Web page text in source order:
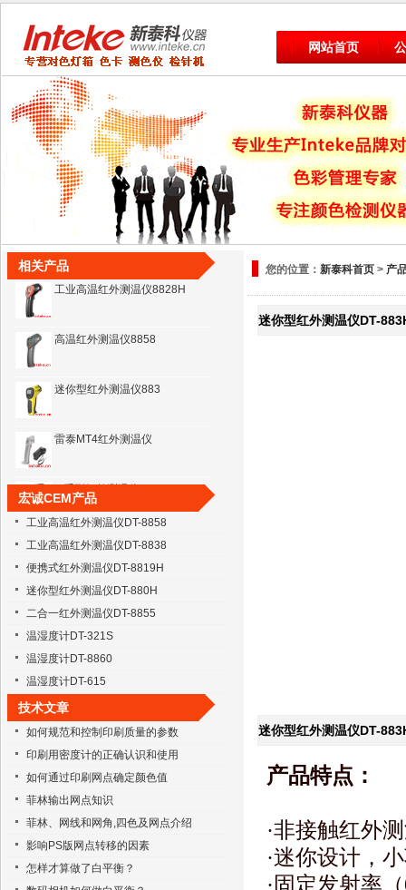
网站首页
相关产品
雷泰MT4红外测温仪
3i系列红外测温仪3iLTCL3
537℃红外测温仪
工业高温红外测温仪8828H
高温红外测温仪8858
迷你型红外测温仪883
雷泰MT4红外测温仪
3i系列红外测温仪3iLTCL3
工业高温红外测温仪8828H
高温红外测温仪8858
迷你型红外测温仪883
宏诚CEM产品
工业高温红外测温仪DT-8858
工业高温红外测温仪DT-8838
便携式红外测温仪DT-8819H
迷你型红外测温仪DT-880H
二合一红外测温仪DT-8855
温湿度计DT-321S
温湿度计DT-8860
温湿度计DT-615
技术文章
如何规范和控制印刷质量的参数
印刷用密度计的正确认识和使用
如何通过印刷网点确定颜色值
菲林输出网点知识
菲林、网线和网角,四色及网点介绍
影响PS版网点转移的因素
怎样才算做了白平衡？
您的位置： 新泰科首页 > 产
迷你型红外测温仪DT-
迷你型红外测温仪DT-
产品特点：
·非接触红外
·迷你设计，
·固定发射率